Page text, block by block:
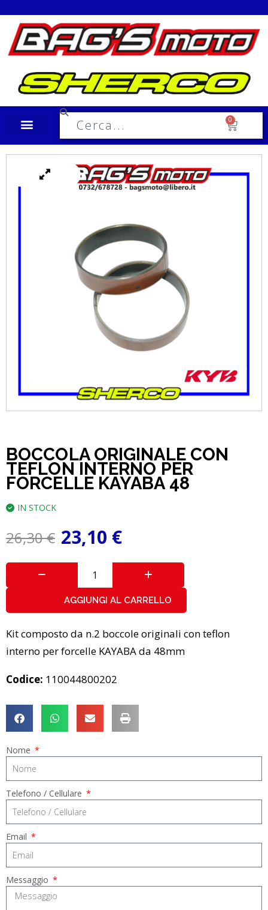
Spedizione in tutta Italia a €10,00
0
BOCCOLA ORIGINALE CON
TEFLON INTERNO PER
FORCELLE KAYABA 48
IN STOCK
26,30€ 23,10 €
AGGIUNGI AL CARRELLO
Kit composto da n.2 boccole originali con teflon
interno per forcelle KAYABA da 48mm
Codice: 110044800202
Nome
Telefono / Cellulare
Email
Messaggio